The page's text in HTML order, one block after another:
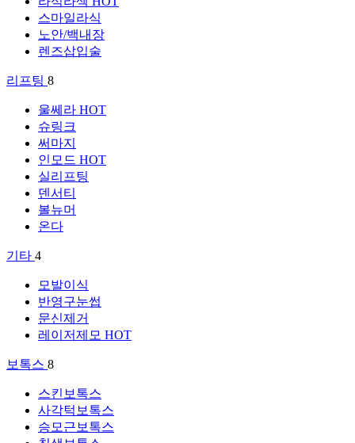
스마일라식
노안/백내장
렌즈삽입술
리프팅 8
울쎄라 HOT
슈링크
써마지
인모드 HOT
실리프팅
덴서티
볼뉴머
온다
기타 4
모발이식
반영구눈썹
문신제거
레이저제모 HOT
보톡스 8
스킨보톡스
사각턱보톡스
승모근보톡스